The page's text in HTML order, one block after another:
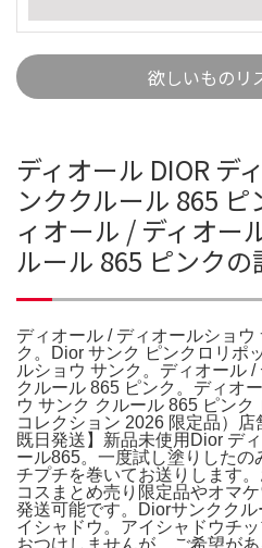
欲しいものリ
ディオール DIOR デ
ンククルール 865
ィオール / ディオー
ルール 865 ピンク
ディオール / ディオールショ
ク。Dior サンク ピンクロリポ
ルショウ サンク。ディオール
クルール 865 ピンク。ディオ
ウ サンク クルール 865 ピン
コレクション 2026 限定品）店
既日発送】新品未使用Dior デ
ール865。一度試し塗りした
チプチを巻いてお送りします
コスまとめ売り限定品やオマ
発送可能です。Diorサンクク
イシャドウ。アイシャドウチ
おつけしませんが、ご希望が